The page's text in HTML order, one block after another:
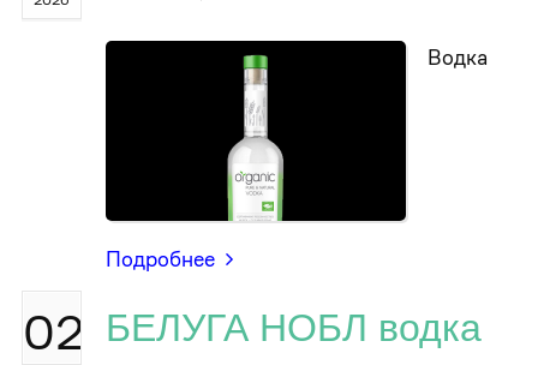
Водка
Подробнее
02 БЕЛУГА НОБЛ водка